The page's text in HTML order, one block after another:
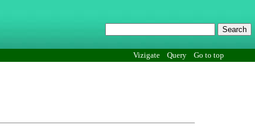
Vizigate Query Go to top